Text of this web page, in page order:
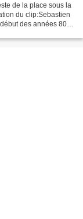
de la place sous la
du clip:Sebastien
des années 80